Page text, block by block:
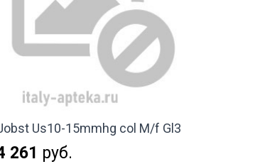
Us10-15mmhg col M/f Gl3
261 руб.